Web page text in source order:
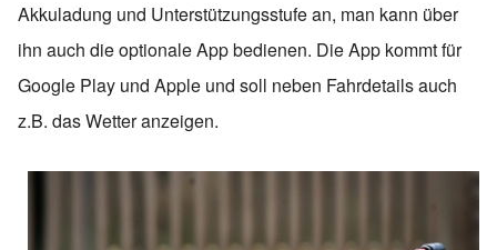
Akkuladung und Unterstützungsstufe an, man kann über
ihn auch die optionale App bedienen. Die App kommt für
Google Play und Apple und soll neben Fahrdetails auch
z.B. das Wetter anzeigen.